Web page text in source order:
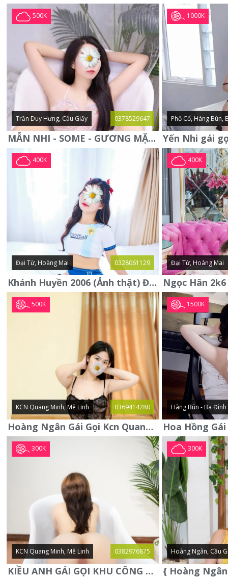
500K
Trần Duy Hưng, Cầu Giấy 0378529647
MẪN NHI - SOME - GƯƠNG MẶT XINH XẮN -CỰC CHIỀU KHÁCH
1000K
Phố Cổ, Hàng Bún,
400K
Đại Từ, Hoàng Mai 0328061129
Khánh Huyền 2006 (Ảnh thật) Đại từ - Hoàng Mai
400K
Đại Từ, Hoàng Mai
500K
KCN Quang Minh, Mê Linh 0369414280
Hoàng Ngân Gái Gọi Kcn Quang Minh - Mê Linh . Hàng Vip Lần Đầu
1500K
Hàng Bún - Ba Đình
300K
KCN Quang Minh, Mê Linh 0382976875
KIỀU ANH GÁI GỌI KHU CÔNG NGHIỆP QUANG MINH - MÊ LINH
300K
Hoàng Ngân, Cầu